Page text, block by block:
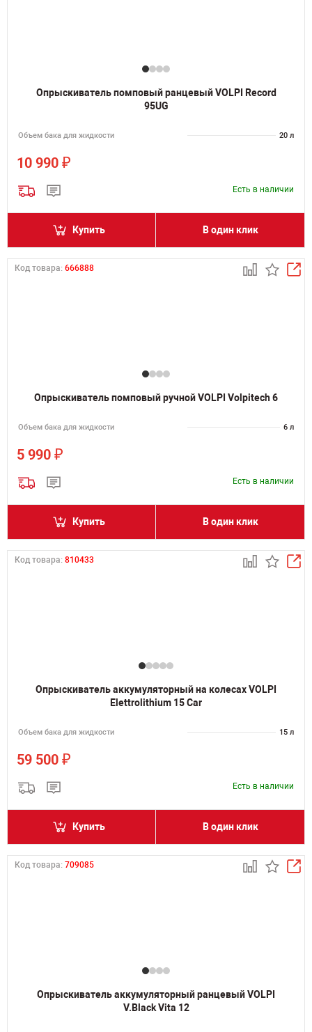
Опрыскиватель помповый ранцевый VOLPI Record
95UG
Объем бака для жидкости 20 л
10 990 ₽
Есть в наличии
Купить В один клик
Код товара: 666888
Опрыскиватель помповый ручной VOLPI Volpitech 6
Объем бака для жидкости 6 л
5 990 ₽
Есть в наличии
Купить В один клик
Код товара: 810433
Опрыскиватель аккумуляторный на колесах VOLPI
Elettrolithium 15 Car
Объем бака для жидкости 15 л
59 500 ₽
Есть в наличии
Купить В один клик
Код товара: 709085
Опрыскиватель аккумуляторный ранцевый VOLPI
V.Black Vita 12